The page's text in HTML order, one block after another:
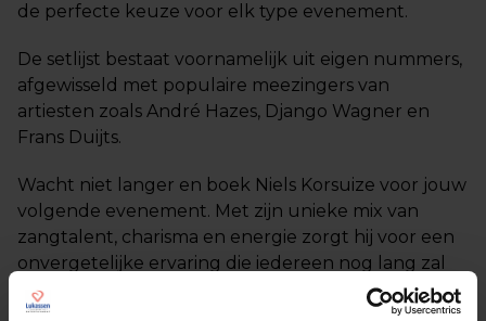
de perfecte keuze voor elk type evenement.
De setlijst bestaat voornamelijk uit eigen nummers,
afgewisseld met populaire meezingers van
artiesten zoals André Hazes, Django Wagner en
Frans Duijts.
Wacht niet langer en boek Niels Korsuize voor jouw
volgende evenement. Met zijn unieke mix van
zangtalent, charisma en energie zorgt hij voor een
onvergetelijke ervaring die iedereen nog lang zal
bijblijven.